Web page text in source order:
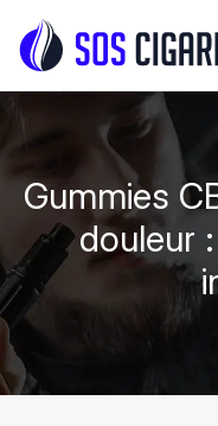
Gummies
douleur